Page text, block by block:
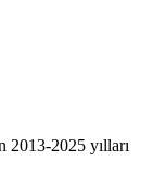
2013-2025 yılları